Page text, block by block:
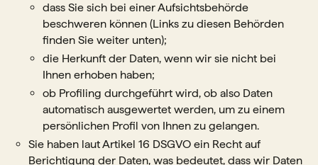
dass Sie sich bei einer Aufsichtsbehörde
beschweren können (Links zu diesen Behörden
finden Sie weiter unten);
die Herkunft der Daten, wenn wir sie nicht bei
Ihnen erhoben haben;
ob Profiling durchgeführt wird, ob also Daten
automatisch ausgewertet werden, um zu einem
persönlichen Profil von Ihnen zu gelangen.
Sie haben laut Artikel 16 DSGVO ein Recht auf
Berichtigung der Daten, was bedeutet, dass wir Daten